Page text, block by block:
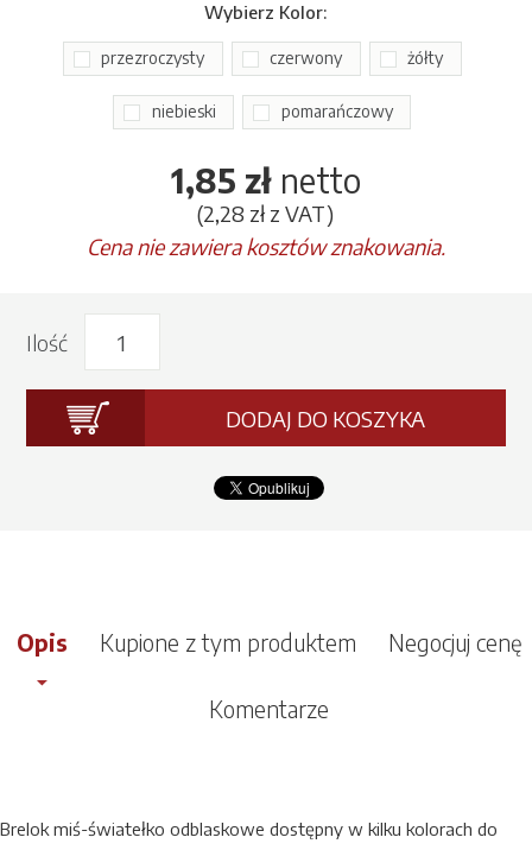
Wybierz Kolor:
przezroczysty czerwony żółty
niebieski pomarańczowy
1,85 zł netto
(2,28 zł z VAT)
Cena nie zawiera kosztów znakowania.
Ilość
DODAJ DO KOSZYKA
Opis Kupione z tym produktem Negocjuj cenę
Komentarze
Brelok miś-światełko odblaskowe dostępny w kilku kolorach do